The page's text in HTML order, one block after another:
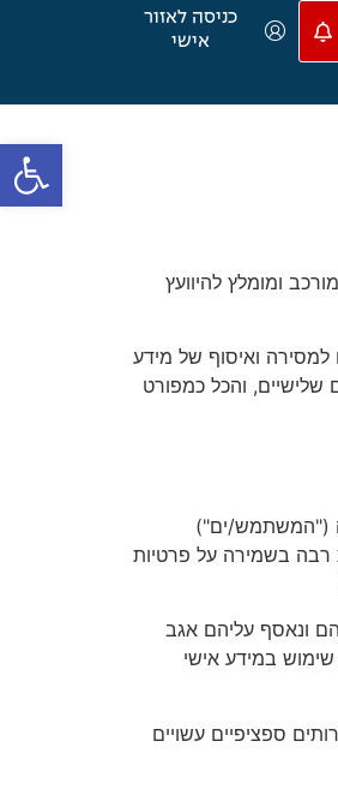
כניסה לאזור
אישי
ומומלץ להיוועץ
למסירה ואיסוף של מידע
שלישיים, והכל כמפורט
("המשתמש/ים")
רבה בשמירה על פרטיות
ונאסף עליהם אגב
במידע אישי
ספציפיים עשויים
פתח